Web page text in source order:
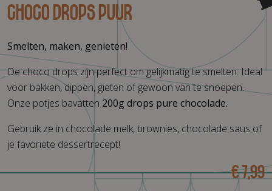
Choco drops Puur
Smelten, maken, genieten!
De choco drops zijn perfect om gelijkmatig te smelten. Ideal
voor bakken, dippen, gieten of gewoon van te snoepen.
Onze potjes bavatten 200g drops pure chocolade.
Gebruik ze in chocolade melk, brownies, chocolade saus of
je favoriete dessertrecept!
€ 7,99